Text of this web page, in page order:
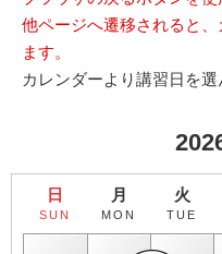
他ページへ遷移されると
ます。
カレンダーより講習日を選
日
SUN
月
MON
火
TUE